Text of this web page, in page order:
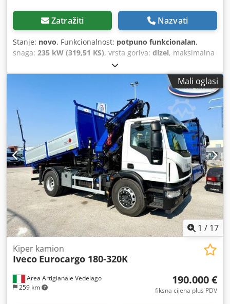
Zatražiti Nazvati
Stanje: novo, Funkcionalnost: potpuno funkcionalan,
snaga: 235 kW (319,51 KS), vrsta goriva: dizel, maksimalna
, ukupna masa:
osovina:4x2, međuosovinski razmak:4.185 mm, kočnice:
, vrsta prijenosa:
Euro 6, ovjes: čelik, broj
, Godina proizvodnje: 2025, Oprema:ABS,
AdBlue, Bluetooth, Tahograf, blokada diferencijala,
dizalica, električno podesivo ogledalo, električno
upravljanje prozorima, filtar čestica, klima uređaj,
maglenke, računalo na vozilu, registracija kamiona, servo
upravljač, središnje zaključavanje
Mali oglasi
1 / 17
Area Artigianale Vedelago
259 km
Kiper kamion
Iveco Eurocargo 180-320K
190.000 €
fiksna cijena plus PDV